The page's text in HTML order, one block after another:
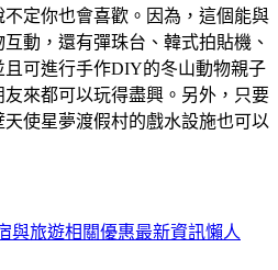
定你也會喜歡。因為，這個能與
動，還有彈珠台、韓式拍貼機、
可進行手作DIY的冬山動物親子
來都可以玩得盡興。另外，只要
使星夢渡假村的戲水設施也可以
與旅遊相關優惠最新資訊懶人